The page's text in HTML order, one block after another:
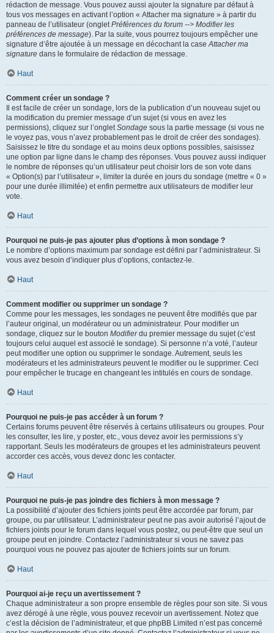
rédaction de message. Vous pouvez aussi ajouter la signature par défaut à
tous vos messages en activant l’option « Attacher ma signature » à partir du
panneau de l’utilisateur (ongletPréférences du forum --> Modifier les
préférences de message). Par la suite, vous pourrez toujours empêcher une
signature d’être ajoutée à un message en décochant la caseAttacher ma
signature dans le formulaire de rédaction de message.
Haut
Comment créer un sondage ?
Il est facile de créer un sondage, lors de la publication d’un nouveau sujet ou
la modification du premier message d’un sujet (si vous en avez les
permissions), cliquez sur l’ongletSondage sous la partie message (si vous ne
le voyez pas, vous n’avez probablement pas le droit de créer des sondages).
Saisissez le titre du sondage et au moins deux options possibles, saisissez
une option par ligne dans le champ des réponses. Vous pouvez aussi indiquer
le nombre de réponses qu’un utilisateur peut choisir lors de son vote dans
« Option(s) par l’utilisateur », limiter la durée en jours du sondage (mettre « 0 »
pour une durée illimitée) et enfin permettre aux utilisateurs de modifier leur
vote.
Haut
Pourquoi ne puis-je pas ajouter plus d’options à mon sondage ?
Le nombre d’options maximum par sondage est défini par l’administrateur. Si
vous avez besoin d’indiquer plus d’options, contactez-le.
Haut
Comment modifier ou supprimer un sondage ?
Comme pour les messages, les sondages ne peuvent être modifiés que par
l’auteur original, un modérateur ou un administrateur. Pour modifier un
sondage, cliquez sur le bouton Modifierdu premier message du sujet (c’est
toujours celui auquel est associé le sondage). Si personne n’a voté, l’auteur
peut modifier une option ou supprimer le sondage. Autrement, seuls les
modérateurs et les administrateurs peuvent le modifier ou le supprimer. Ceci
pour empêcher le trucage en changeant les intitulés en cours de sondage.
Haut
Pourquoi ne puis-je pas accéder à un forum ?
Certains forums peuvent être réservés à certains utilisateurs ou groupes. Pour
les consulter, les lire, y poster, etc., vous devez avoir les permissions s’y
rapportant. Seuls les modérateurs de groupes et les administrateurs peuvent
accorder ces accès, vous devez donc les contacter.
Haut
Pourquoi ne puis-je pas joindre des fichiers à mon message ?
La possibilité d’ajouter des fichiers joints peut être accordée par forum, par
groupe, ou par utilisateur. L’administrateur peut ne pas avoir autorisé l’ajout de
fichiers joints pour le forum dans lequel vous postez, ou peut-être que seul un
groupe peut en joindre. Contactez l’administrateur si vous ne savez pas
pourquoi vous ne pouvez pas ajouter de fichiers joints sur un forum.
Haut
Pourquoi ai-je reçu un avertissement ?
Chaque administrateur a son propre ensemble de règles pour son site. Si vous
avez dérogé à une règle, vous pouvez recevoir un avertissement. Notez que
c’est la décision de l’administrateur, et que phpBB Limited n’est pas concerné